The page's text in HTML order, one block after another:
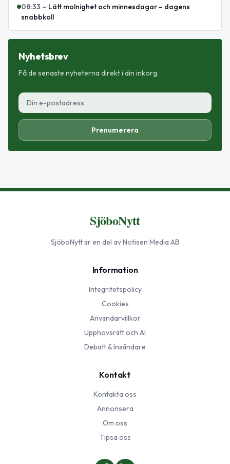
08:33 – Lätt molnighet och minnesdagar – dagens
snabbkoll
Nyhetsbrev
Få de senaste nyheterna direkt i din inkorg.
Prenumerera
SjöboNytt
SjöboNyttär en del av Notisen Media AB
Information
Integritetspolicy
Cookies
Användarvillkor
Upphovsrätt och AI
Debatt & Insändare
Kontakt
Kontakta oss
Annonsera
Om oss
Tipsa oss